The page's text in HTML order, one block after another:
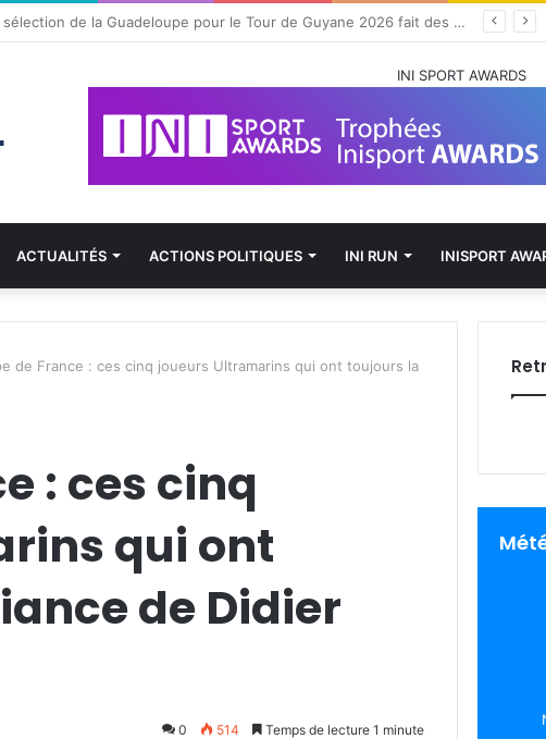
Mike Happio nommé coach principal de la BYers Academy
INI SPORT AWARDS
ACTUALITÉS ACTIONS POLITIQUES INI RUN INISPORT
de France : ces cinq joueurs Ultramarins qui ont toujours la
: ces cinq
qui ont
de Didier
0 514 Temps de lecture 1 minute